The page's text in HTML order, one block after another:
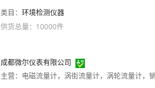
类目： 环境检测仪器
供货总量：10000件
成都微尔仪表有限公司
主营：